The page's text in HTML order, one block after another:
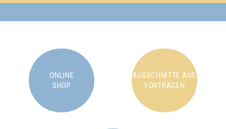
ONLINE
SHOP
AUSSCHNITTE AUS
VORTRÄGEN